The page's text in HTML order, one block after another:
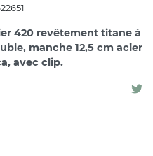
420 revêtement titane à
manche 12,5 cm acier
avec clip.